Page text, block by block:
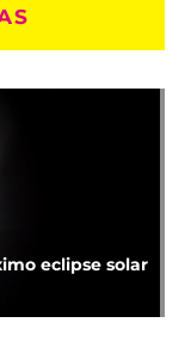
eclipse solar